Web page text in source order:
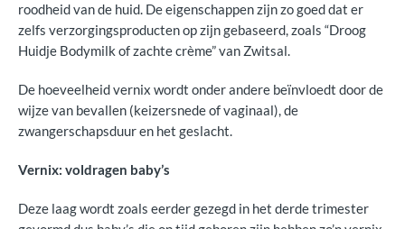
roodheid van de huid. De eigenschappen zijn zo goed dat er
zelfs verzorgingsproducten op zijn gebaseerd, zoals “Droog
Huidje Bodymilk of zachte crème” van Zwitsal.
De hoeveelheid vernix wordt onder andere beïnvloedt door de
wijze van bevallen (keizersnede of vaginaal), de
zwangerschapsduur en het geslacht.
Vernix: voldragen baby’s
Deze laag wordt zoals eerder gezegd in het derde trimester